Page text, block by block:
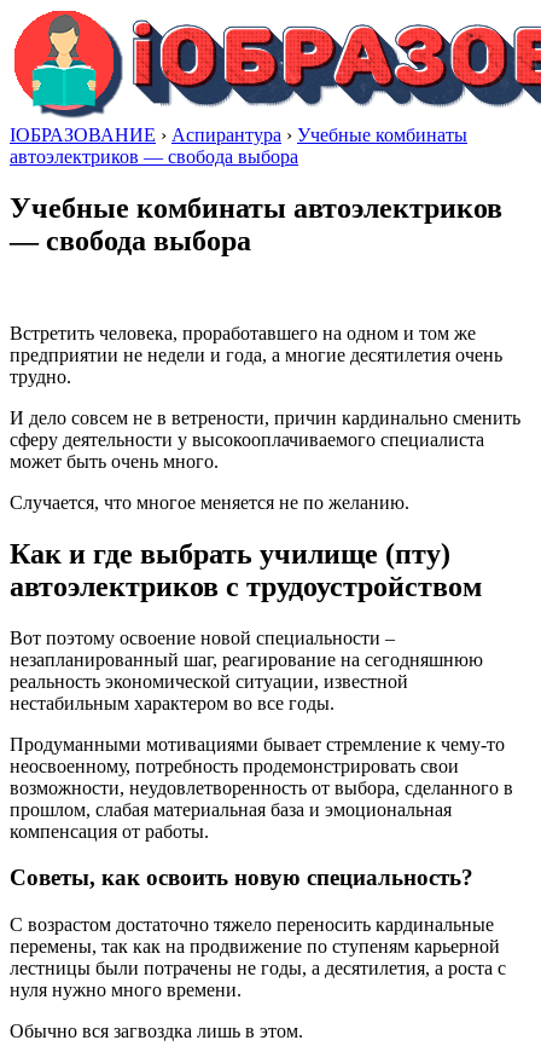
IОБРАЗОВАНИЕ › Аспирантура › Учебные комбинаты
автоэлектриков — свобода выбора
Учебные комбинаты автоэлектриков
— свобода выбора
Встретить человека, проработавшего на одном и том же
предприятии не недели и года, а многие десятилетия очень
трудно.
И дело совсем не в ветрености, причин кардинально сменить
сферу деятельности у высокооплачиваемого специалиста
может быть очень много.
Случается, что многое меняется не по желанию.
Как и где выбрать училище (пту)
автоэлектриков с трудоустройством
Вот поэтому освоение новой специальности –
незапланированный шаг, реагирование на сегодняшнюю
реальность экономической ситуации, известной
нестабильным характером во все годы.
Продуманными мотивациями бывает стремление к чему-то
неосвоенному, потребность продемонстрировать свои
возможности, неудовлетворенность от выбора, сделанного в
прошлом, слабая материальная база и эмоциональная
компенсация от работы.
Советы, как освоить новую специальность?
С возрастом достаточно тяжело переносить кардинальные
перемены, так как на продвижение по ступеням карьерной
лестницы были потрачены не годы, а десятилетия, а роста с
нуля нужно много времени.
Обычно вся загвоздка лишь в этом.